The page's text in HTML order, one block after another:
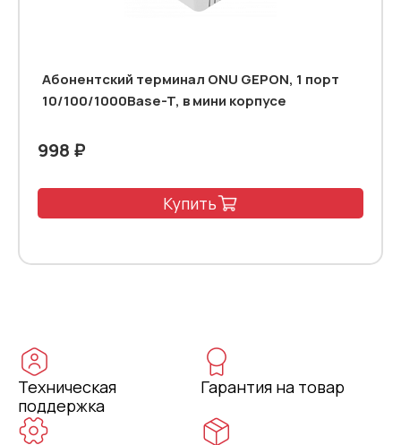
Абонентский терминал ONU GEPON, 1 порт
10/100/1000Base-T, в мини корпусе
998 ₽
Купить
Техническая
поддержка
Гарантия на товар